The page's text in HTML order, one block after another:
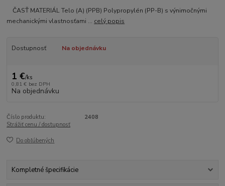
ČASŤ MATERIÁL Telo (A) (PPB) Polypropylén (PP-B) s výnimočnými
mechanickými vlastnosťami ... celý popis
Dostupnosť Na objednávku
1 €/ks
0,81 € bez DPH
Na objednávku
Číslo produktu:
2408
Strážiť cenu / dostupnosť
Do obľúbených
Kompletné špecifikácie